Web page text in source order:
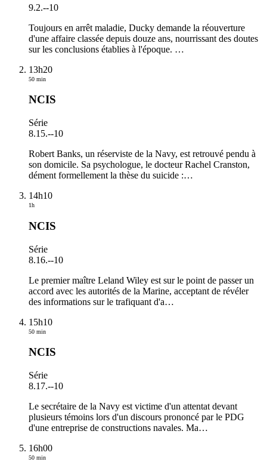
9.2.--10
Toujours en arrêt maladie, Ducky demande la réouverture
d'une affaire classée depuis douze ans, nourrissant des doutes
sur les conclusions établies à l'époque. …
13h20
50 min
NCIS
Série
8.15.--10
Robert Banks, un réserviste de la Navy, est retrouvé pendu à
son domicile. Sa psychologue, le docteur Rachel Cranston,
dément formellement la thèse du suicide :…
14h10
1h
NCIS
Série
8.16.--10
Le premier maître Leland Wiley est sur le point de passer un
accord avec les autorités de la Marine, acceptant de révéler
des informations sur le trafiquant d'a…
15h10
50 min
NCIS
Série
8.17.--10
Le secrétaire de la Navy est victime d'un attentat devant
plusieurs témoins lors d'un discours prononcé par le PDG
d'une entreprise de constructions navales. Ma…
16h00
50 min